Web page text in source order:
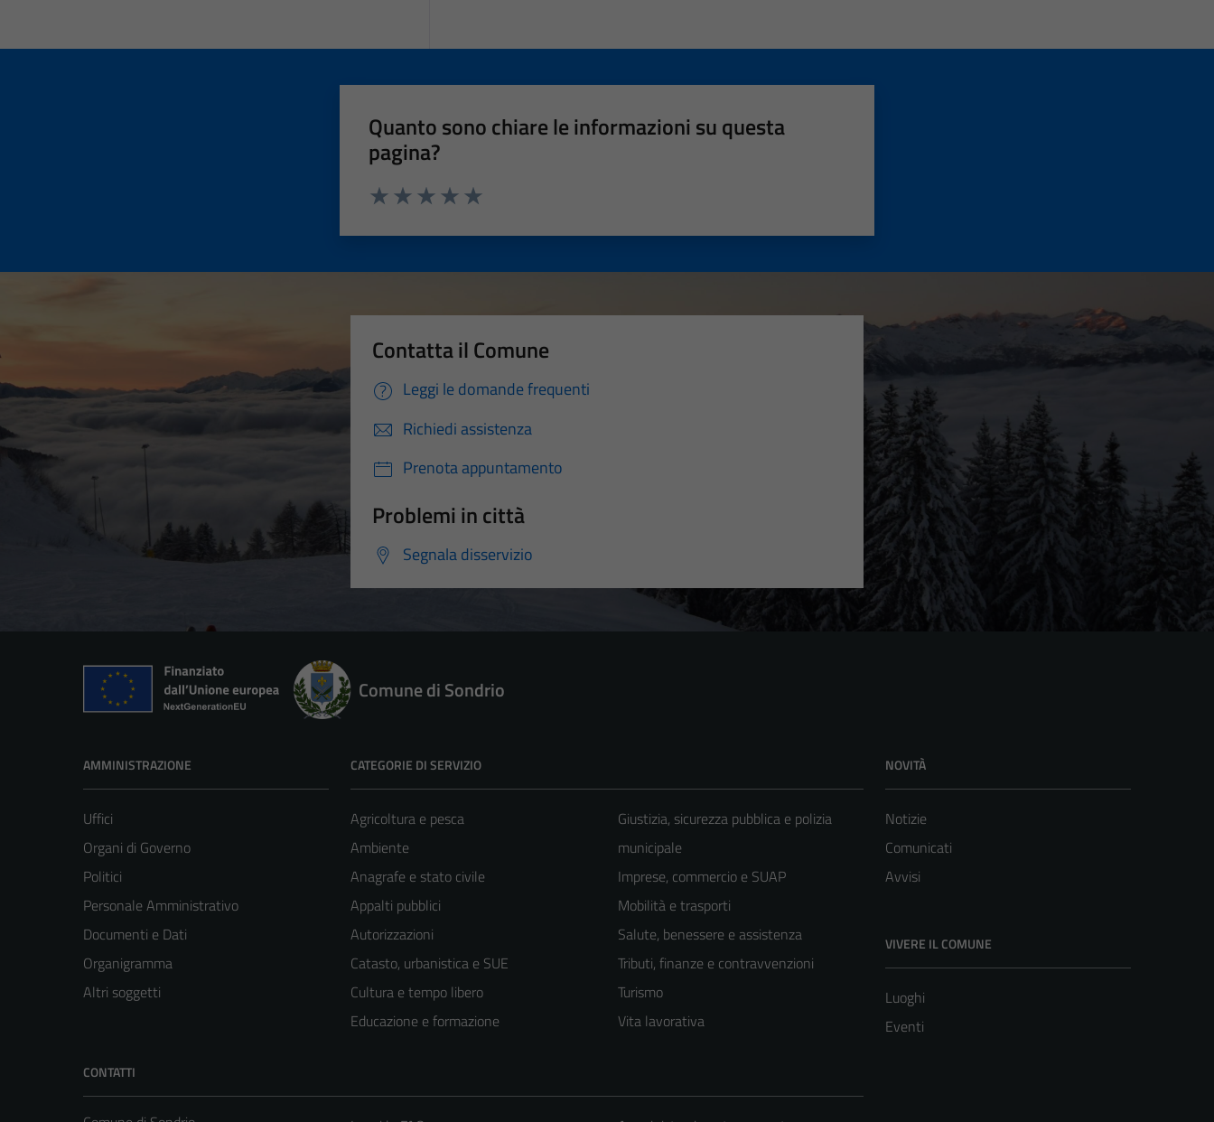
Quanto sono chiare le informazioni su questa
pagina?
Contatta il Comune
Leggi le domande frequenti
Richiedi assistenza
Prenota appuntamento
Problemi in città
Segnala disservizio
Comune di Sondrio
AMMINISTRAZIONE
Uffici
Organi di Governo
Politici
Personale Amministrativo
Documenti e Dati
Organigramma
Altri soggetti
CATEGORIE DI SERVIZIO
Agricoltura e pesca
Ambiente
Anagrafe e stato civile
Appalti pubblici
Autorizzazioni
Catasto, urbanistica e SUE
Cultura e tempo libero
Educazione e formazione
Giustizia, sicurezza pubblica e polizia
municipale
Imprese, commercio e SUAP
Mobilità e trasporti
Salute, benessere e assistenza
Tributi, finanze e contravvenzioni
Turismo
Vita lavorativa
NOVITÀ
Notizie
Comunicati
Avvisi
VIVERE IL COMUNE
Luoghi
Eventi
CONTATTI